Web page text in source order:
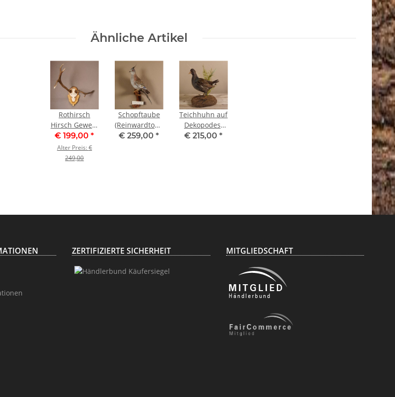
Ähnliche Artikel
Rothirsch
Hirsch Geweih
abnorm
Hirschgeweih
auf
€ 199,00*
Alter Preis:€
249,00
Schopftaube
(Reinwardtoena
crassirostris)
€ 259,00*
Teichhuhn auf
Dekopodest
Huhn
€ 215,00*
ZERTIFIZIERTE SICHERHEIT MITGLIEDSCHAFT